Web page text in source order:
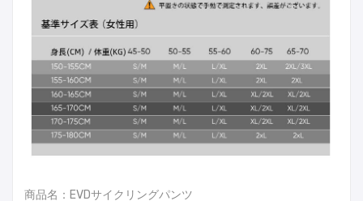
商品名：EVDサイクリングパンツ